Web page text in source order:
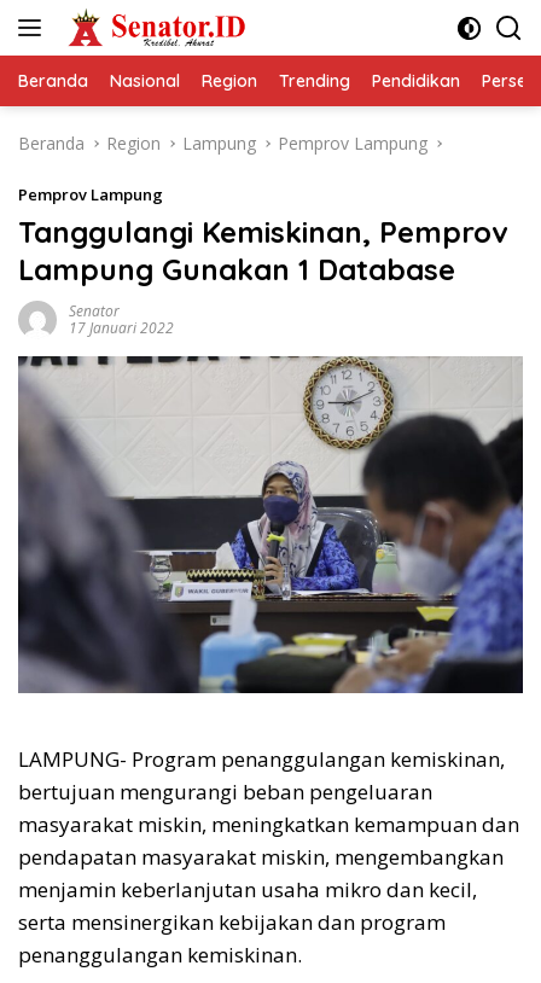
Beranda Nasional Region Trending Pendidikan
Beranda Region Lampung Pemprov Lampung
Pemprov Lampung
Tanggulangi Kemiskinan, Pemprov
Lampung Gunakan 1 Database
Senator
17 Januari 2022
LAMPUNG- Program penanggulangan kemiskinan,
bertujuan mengurangi beban pengeluaran
masyarakat miskin, meningkatkan kemampuan dan
pendapatan masyarakat miskin, mengembangkan
menjamin keberlanjutan usaha mikro dan kecil,
serta mensinergikan kebijakan dan program
penanggulangan kemiskinan.